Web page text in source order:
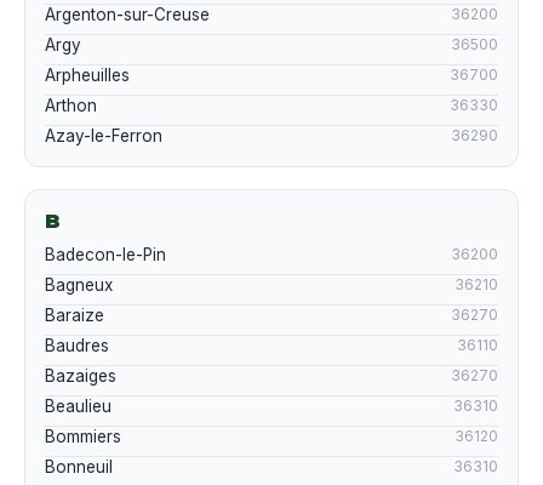
Argenton-sur-Creuse 36200
Argy 36500
Arpheuilles 36700
Arthon 36330
Azay-le-Ferron 36290
B
Badecon-le-Pin 36200
Bagneux 36210
Baraize 36270
Baudres 36110
Bazaiges 36270
Beaulieu 36310
Bommiers 36120
Bonneuil 36310